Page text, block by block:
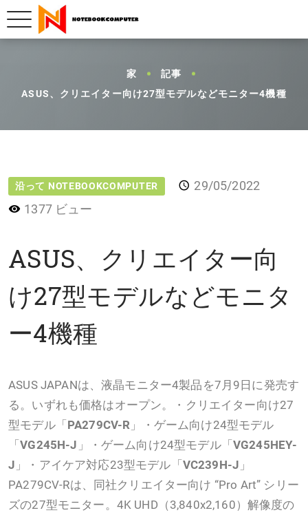
家
記事
ASUS、クリエイター向け27型モデルなどモニター4機種
沿って NOTEBOOKCOMPUTER
29/05/2022
1377 ビュー
ASUS、クリエイター向
け27型モデルなどモニタ
ー4機種
ASUS JAPANは、液晶モニター4製品を7月9日に発売す
る。いずれも価格はオープン。・クリエイター向け27
型モデル「 PA279CV-R 」・ゲーム向け24型モデル
「VG245H-J 」・ゲーム向け24型モデル「 VG245HEY-
J 」・アイケア対応23型モデル「 VC239H-J 」
PA279CV-Rは、同社クリエイター向け “Pro Art” シリー
ズの27型モニター。4K UHD（3,840x2,160）解像度の